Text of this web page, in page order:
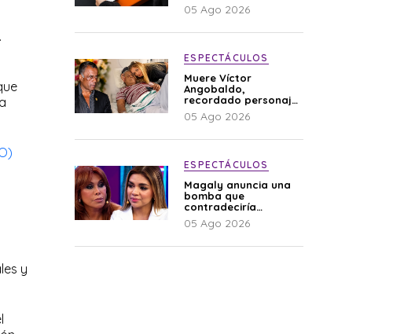
y
05 Ago 2026
ESPECTÁCULOS
Muere Víctor
Angobaldo,
recordado personaje
de la farándula y
expareja de Shirley
05 Ago 2026
ESPECTÁCULOS
Magaly anuncia una
bomba que
contradeciría
comunicado de La
Bella Luz: “Hay un
05 Ago 2026